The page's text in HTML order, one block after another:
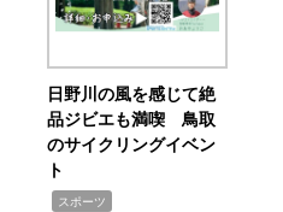
日野川の風を感じて絶
品ジビエも満喫 鳥取
のサイクリングイベン
ト
スポーツ